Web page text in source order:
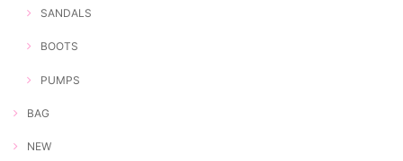
SANDALS
BOOTS
PUMPS
BAG
NEW